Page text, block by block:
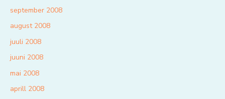
september 2008
august 2008
juuli 2008
juuni 2008
mai 2008
aprill 2008